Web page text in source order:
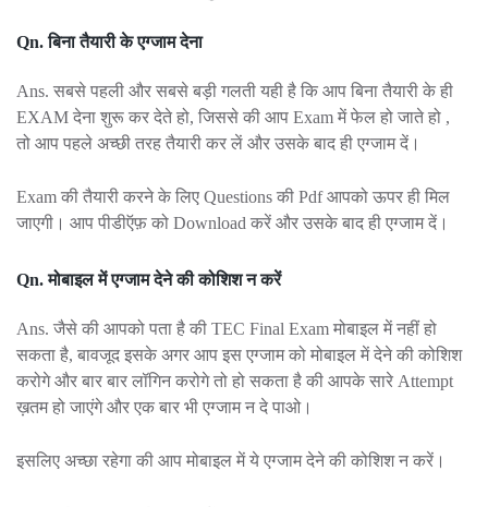
Qn. बिना तैयारी के एग्जाम देना
Ans. सबसे पहली और सबसे बड़ी गलती यही है कि आप बिना तैयारी के ही
EXAM देना शुरू कर देते हो, जिससे की आप Exam में फेल हो जाते हो ,
तो आप पहले अच्छी तरह तैयारी कर लें और उसके बाद ही एग्जाम दें।
Exam की तैयारी करने के लिए Questions की Pdf आपको ऊपर ही मिल
जाएगी। आप पीडीऍफ़ को Download करें और उसके बाद ही एग्जाम दें।
Qn. मोबाइल में एग्जाम देने की कोशिश न करें
Ans. जैसे की आपको पता है की TEC Final Exam मोबाइल में नहीं हो
सकता है, बावजूद इसके अगर आप इस एग्जाम को मोबाइल में देने की कोशिश
करोगे और बार बार लॉगिन करोगे तो हो सकता है की आपके सारे Attempt
ख़तम हो जाएंगे और एक बार भी एग्जाम न दे पाओ।
इसलिए अच्छा रहेगा की आप मोबाइल में ये एग्जाम देने की कोशिश न करें।